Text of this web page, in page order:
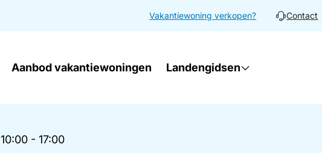
Vakantiewoning verkopen? Contact
Aanbod vakantiewoningen Landengidsen
10:00 - 17:00